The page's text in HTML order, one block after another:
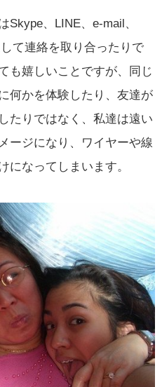
Skype、LINE、e-mail、
て連絡を取り合ったりで
も嬉しいことですが、同じ
何かを体験したり、友達が
たりではなく、私達は遠い
ージになり、ワイヤーや線
になってしまいます。